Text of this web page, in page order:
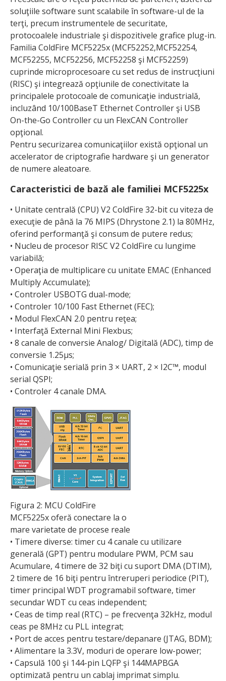
soluţiile software sunt scalabile în software-ul de la
terţi, precum instrumentele de securitate,
protocoalele industriale şi dispozitivele grafice plug-in.
Familia ColdFire MCF5225x (MCF52252,MCF52254,
MCF52255, MCF52256, MCF52258 şi MCF52259)
cuprinde microprocesoare cu set redus de instrucţiuni
(RISC) şi integrează opţiunile de conectivitate la
principalele protocoale de comunicaţie industrială,
incluzând 10/100BaseT Ethernet Controller şi USB
On-the-Go Controller cu un FlexCAN Controller
opţional.
Pentru securizarea comunicaţiilor există opţional un
accelerator de criptografie hardware şi un generator
de numere aleatoare.
Caracteristici de bază ale familiei MCF5225x
• Unitate centrală (CPU) V2 ColdFire 32-bit cu viteza de
execuţie de până la 76 MIPS (Dhrystone 2.1) la 80MHz,
oferind performanţă şi consum de putere redus;
• Nucleu de procesor RISC V2 ColdFire cu lungime
variabilă;
• Operaţia de multiplicare cu unitate EMAC (Enhanced
Multiply Accumulate);
• Controler USBOTG dual-mode;
• Controler 10/100 Fast Ethernet (FEC);
• Modul FlexCAN 2.0 pentru reţea;
• Interfaţă External Mini Flexbus;
• 8 canale de conversie Analog/ Digitală (ADC), timp de
conversie 1.25µs;
• Comunicaţie serială prin 3 × UART, 2 × I2C™, modul
serial QSPI;
• Controler 4 canale DMA.
Figura 2: MCU ColdFire
MCF5225x oferă conectare la o
mare varietate de procese reale
• Timere diverse: timer cu 4 canale cu utilizare
generală (GPT) pentru modulare PWM, PCM sau
Acumulare, 4 timere de 32 biţi cu suport DMA (DTIM),
2 timere de 16 biţi pentru întreruperi periodice (PIT),
timer principal WDT programabil software, timer
secundar WDT cu ceas independent;
• Ceas de timp real (RTC) – pe frecvenţa 32kHz, modul
ceas pe 8MHz cu PLL integrat;
• Port de acces pentru testare/depanare (JTAG, BDM);
• Alimentare la 3.3V, moduri de operare low-power;
• Capsulă 100 şi 144-pin LQFP şi 144MAPBGA
optimizată pentru un cablaj imprimat simplu.